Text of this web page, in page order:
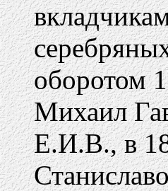
оборотом
Михаил
Е.И.В., в